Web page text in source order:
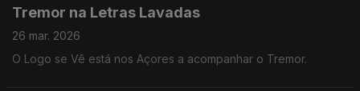
Tremor na Letras Lavadas
26 mar. 2026
O Logo se Vê está nos Açores a acompanhar o Tremor.